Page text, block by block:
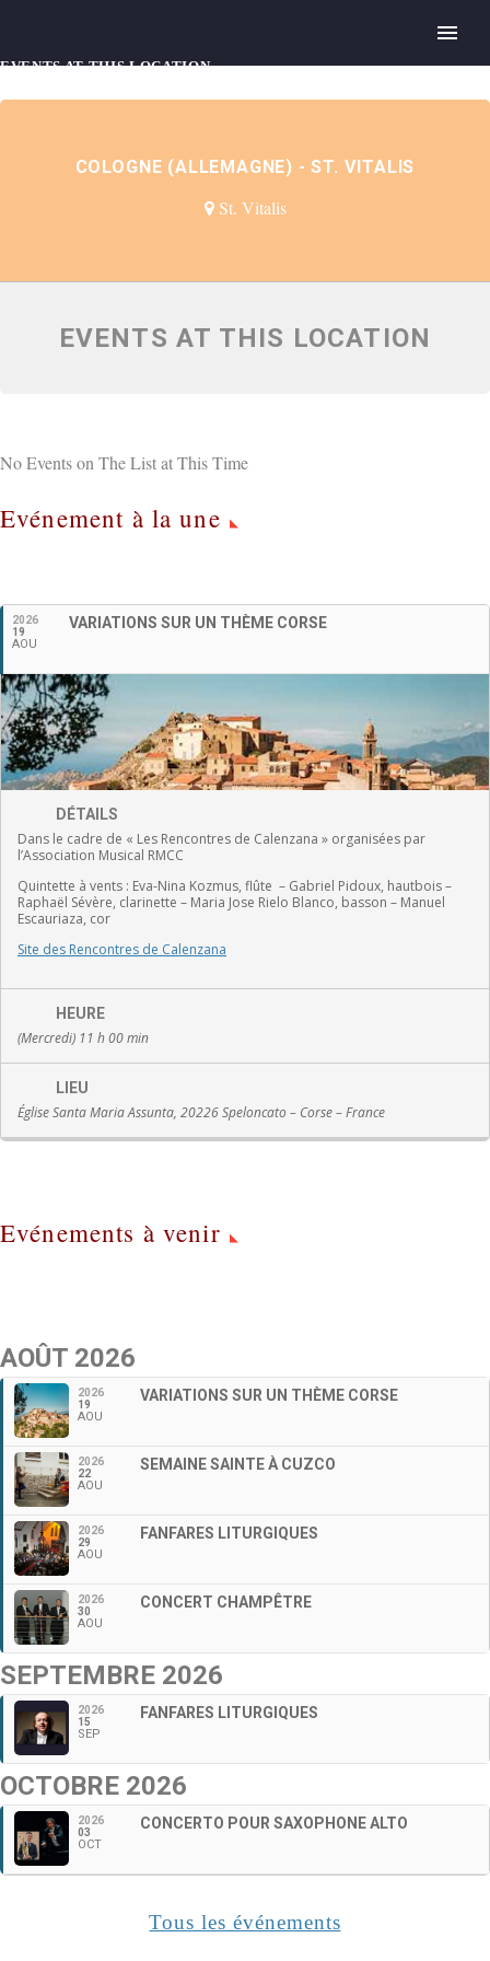
Français
EVENTS AT THIS LOCATION
COLOGNE (ALLEMAGNE) - ST. VITALIS
St. Vitalis
EVENTS AT THIS LOCATION
No Events on The List at This Time
Evénement à la une
2026
19
AOU
VARIATIONS SUR UN THÈME CORSE
DÉTAILS
Dans le cadre de « Les Rencontres de Calenzana » organisées par
l’Association Musical RMCC
Quintette à vents : Eva-Nina Kozmus, flûte – Gabriel Pidoux, hautbois –
Raphaël Sévère, clarinette – Maria Jose Rielo Blanco, basson – Manuel
Escauriaza, cor
Site des Rencontres de Calenzana
HEURE
(Mercredi) 11 h 00 min
LIEU
Église Santa Maria Assunta, 20226 Speloncato – Corse – France
Evénements à venir
AOÛT 2026
2026
19
AOU
VARIATIONS SUR UN THÈME CORSE
2026
22
AOU
SEMAINE SAINTE À CUZCO
2026
29
AOU
FANFARES LITURGIQUES
2026
30
AOU
CONCERT CHAMPÊTRE
SEPTEMBRE 2026
2026
15
SEP
FANFARES LITURGIQUES
OCTOBRE 2026
2026
03
OCT
CONCERTO POUR SAXOPHONE ALTO
Tous les événements